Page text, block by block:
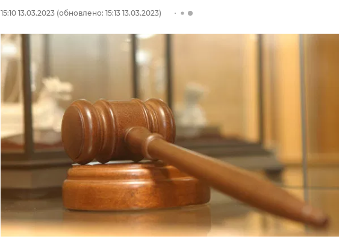
15:10 13.03.2023 (обновлено: 15:13 13.03.2023)